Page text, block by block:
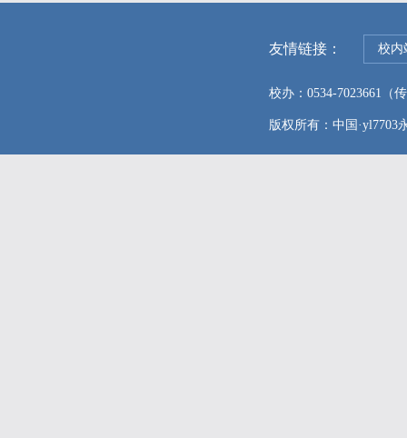
友情链接： 校内
校办：0534-7023661（
版权所有：中国·yl7703